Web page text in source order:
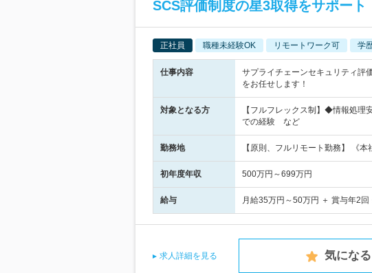
SCS評価制度の星3取得をサポート
正社員 職種未経験OK リモートワーク可 学
仕事内容
サプライチェーンセキュリティ評
をお任せします！
対象となる方
【フルフレックス制】◆情報処理
での経験 など
勤務地 【原則、フルリモート勤務】 《
初年度年収 500万円～699万円
給与 月給35万円～50万円 ＋ 賞与年2
求人詳細を見る 気になる